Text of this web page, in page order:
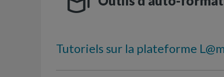
Tutoriels sur la plateforme